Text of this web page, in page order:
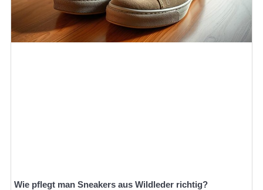
Wie pflegt man Sneakers aus Wildleder richtig?